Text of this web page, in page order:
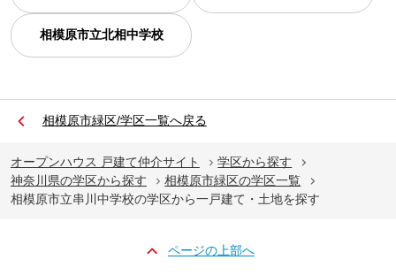
相模原市立北相中学校
相模原市緑区/学区一覧へ戻る
オープンハウス 戸建て仲介サイト
学区から探す
神奈川県の学区から探す
相模原市緑区の学区一覧
相模原市立串川中学校の学区から一戸建て・土地を探す
ページの上部へ